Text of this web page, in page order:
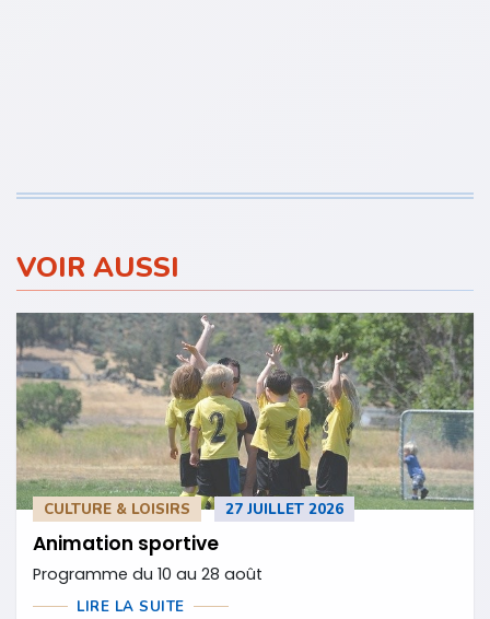
VOIR AUSSI
CULTURE & LOISIRS 27 JUILLET 2026
Animation sportive
Programme du 10 au 28 août
LIRE LA SUITE